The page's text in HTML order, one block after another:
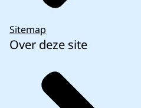
Sitemap
Over deze site